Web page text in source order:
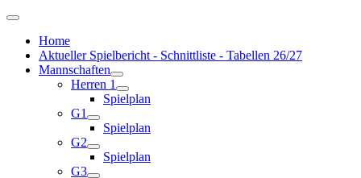
Home
Aktueller Spielbericht - Schnittliste - Tabellen 26/27
Mannschaften
Herren 1
Spielplan
G1
Spielplan
G2
Spielplan
G3